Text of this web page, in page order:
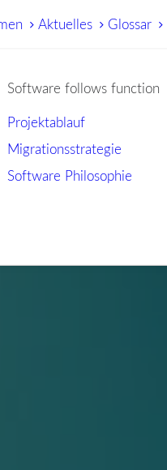
Aktuelles Glossar
Software follows function
Projektablauf
Migrationsstrategie
Software Philosophie